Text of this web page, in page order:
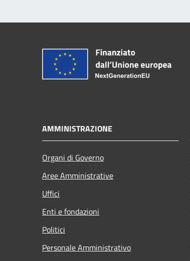
AMMINISTRAZIONE
Organi di Governo
Aree Amministrative
Uffici
Enti e fondazioni
Politici
Personale Amministrativo